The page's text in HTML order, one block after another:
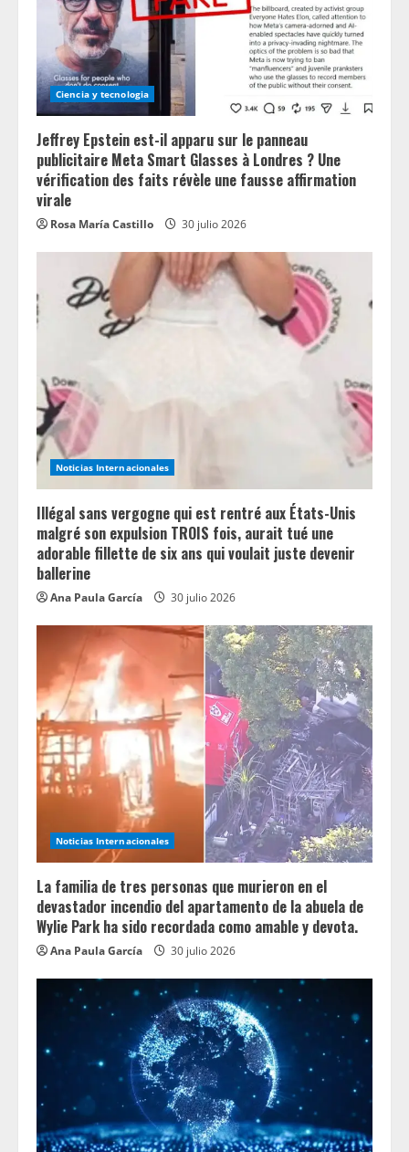
Ciencia y tecnologia
Jeffrey Epstein est-il apparu sur le panneau
publicitaire Meta Smart Glasses à Londres ? Une
vérification des faits révèle une fausse affirmation
virale
Rosa María Castillo 30 julio 2026
Noticias Internacionales
Illégal sans vergogne qui est rentré aux États-Unis
malgré son expulsion TROIS fois, aurait tué une
adorable fillette de six ans qui voulait juste devenir
ballerine
Ana Paula García 30 julio 2026
Noticias Internacionales
La familia de tres personas que murieron en el
devastador incendio del apartamento de la abuela de
Wylie Park ha sido recordada como amable y devota.
Ana Paula García 30 julio 2026